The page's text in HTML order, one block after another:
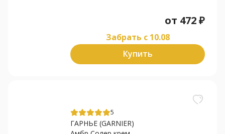
от 472₽
Забрать c 10.08
Купить
5
ГАРНЬЕ (GARNIER)